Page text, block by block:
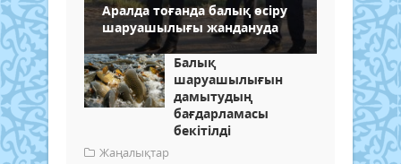
Аралда тоғанда балық өсіру
шаруашылығы жандануда
Балық
шаруашылығын
дамытудың
бағдарламасы
бекітілді
Жаңалықтар